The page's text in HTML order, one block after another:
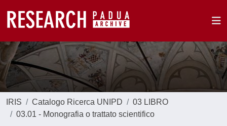
IRIS Catalogo Ricerca UNIPD
03 LIBRO
03.01 - Monografia o trattato scientifico